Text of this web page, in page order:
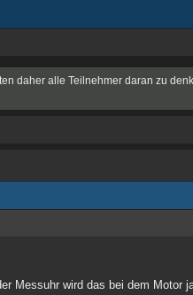
daher alle Teilnehmer daran zu
Messuhr wird das bei dem